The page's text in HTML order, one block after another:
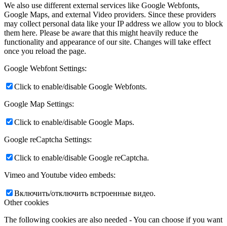
We also use different external services like Google Webfonts,
Google Maps, and external Video providers. Since these providers
may collect personal data like your IP address we allow you to block
them here. Please be aware that this might heavily reduce the
functionality and appearance of our site. Changes will take effect
once you reload the page.
Google Webfont Settings:
Click to enable/disable Google Webfonts.
Google Map Settings:
Click to enable/disable Google Maps.
Google reCaptcha Settings:
Click to enable/disable Google reCaptcha.
Vimeo and Youtube video embeds:
Включить/отключить встроенные видео.
Other cookies
The following cookies are also needed - You can choose if you want